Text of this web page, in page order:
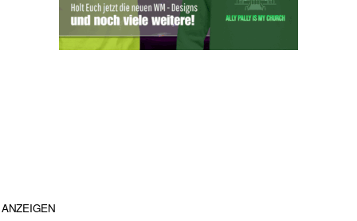
ANZEIGEN